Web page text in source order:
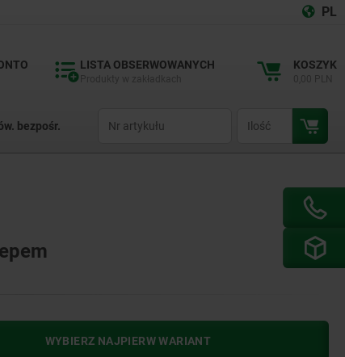
PL
LISTA OBSERWOWANYCH KOSZYK
bezpośr.
WYBIERZ NAJPIERW WARIANT